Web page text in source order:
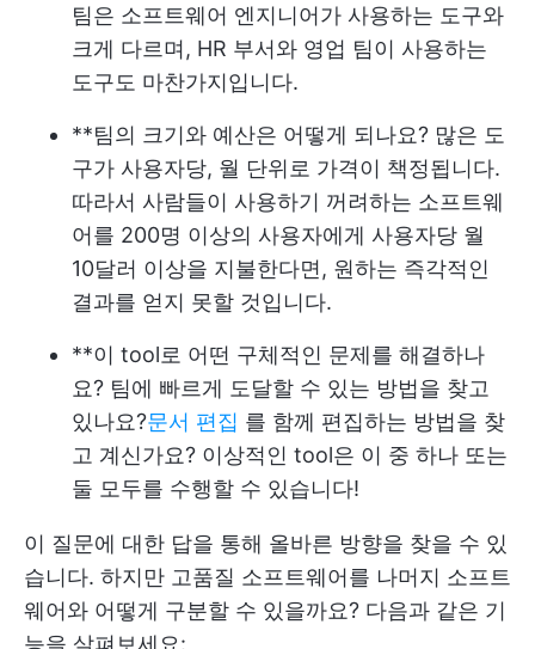
팀은 소프트웨어 엔지니어가 사용하는 도구와
크게 다르며, HR 부서와 영업 팀이 사용하는
도구도 마찬가지입니다.
**팀의 크기와 예산은 어떻게 되나요? 많은 도
구가 사용자당, 월 단위로 가격이 책정됩니다.
따라서 사람들이 사용하기 꺼려하는 소프트웨
어를 200명 이상의 사용자에게 사용자당 월
10달러 이상을 지불한다면, 원하는 즉각적인
결과를 얻지 못할 것입니다.
**이 tool로 어떤 구체적인 문제를 해결하나
요? 팀에 빠르게 도달할 수 있는 방법을 찾고
있나요?문서 편집 를 함께 편집하는 방법을 찾
고 계신가요? 이상적인 tool은 이 중 하나 또는
둘 모두를 수행할 수 있습니다!
이 질문에 대한 답을 통해 올바른 방향을 찾을 수 있
습니다. 하지만 고품질 소프트웨어를 나머지 소프트
웨어와 어떻게 구분할 수 있을까요? 다음과 같은 기
능을 살펴보세요: